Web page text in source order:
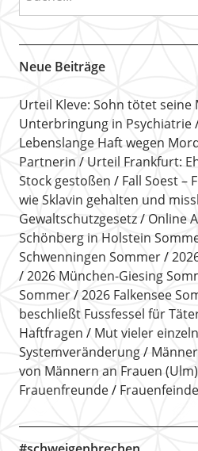
Neue Beiträge
Urteil Kleve: Sohn tötet seine
Unterbringung in Psychiatrie
Lebenslange Haft wegen
Partnerin
Urteil Frankfurt:
Stock gestoßen
Fall Soest –
wie Sklavin gehalten und
Gewaltschutzgesetz
Online
Schönberg in Holstein
Schwenningen Sommer
2026 München-Giesing
Sommer
2026 Falkensee
beschließt Fussfessel für
Haftfragen
Mut vieler
Systemveränderung
von Männern an Frauen (Ulm)
Frauenfreunde
Frauenfeinde